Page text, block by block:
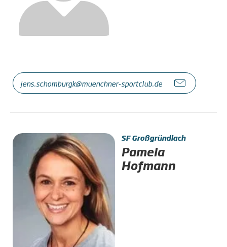
jens.schomburgk@muenchner-sportclub.de
SF Großgründlach
Pamela
Hofmann